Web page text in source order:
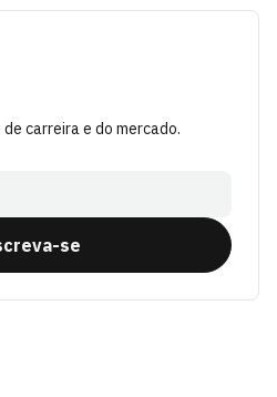
carreira e do mercado.
se